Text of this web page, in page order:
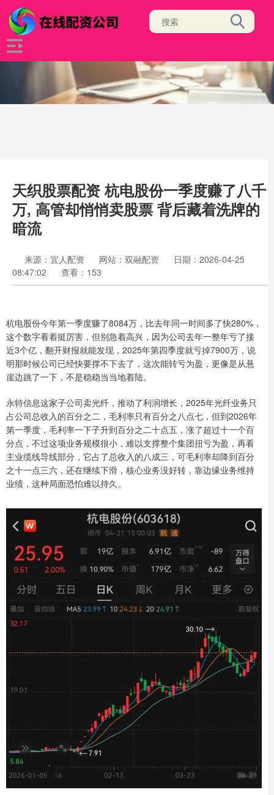
天织股票配资 杭电股份一季度赚了八千
万, 高管却悄悄卖股票 背后藏着洗牌的
暗流
来源：宜人配资 网站：双融配资
日期：2026-04-25
08:47:02
查看：153
杭电股份今年第一季度赚了8084万，比去年同一时间多了快280%，
这个数字看着挺厉害，但别急着高兴，因为公司去年一整年亏了接
近3个亿，翻开财报就能发现，2025年第四季度就亏掉7900万，说
明那时候公司已经快要撑不下去了，这次能转亏为盈，更像是从悬
崖边跳了一下，不是稳稳当当地着陆。
永特信息这家子公司卖光纤，推动了利润增长，2025年光纤业务只
占公司总收入的百分之二，毛利率只有百分之八点七，但到2026年
第一季度，毛利率一下子升到百分之二十点五，涨了超过十一个百
分点，不过这项业务规模很小，难以支撑整个集团扭亏为盈，再看
主业缆线导线部分，它占了总收入的八成三，可毛利率却降到百分
之十一点三六，还在继续下滑，核心业务没好转，靠边缘业务维持
业绩，这种局面恐怕难以持久。